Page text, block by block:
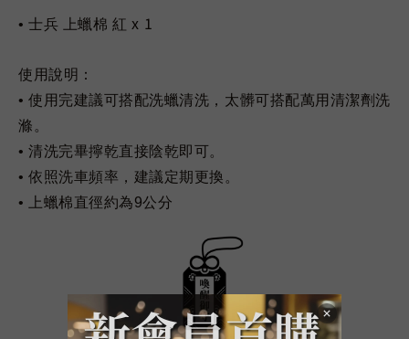
• 士兵 上蠟棉 紅 x 1
使用說明：
• 使用完建議可搭配洗蠟清洗，太髒可搭配萬用清潔劑洗
滌。
• 清洗完畢擰乾直接陰乾即可。
• 依照洗車頻率，建議定期更換。
• 上蠟棉直徑約為9公分